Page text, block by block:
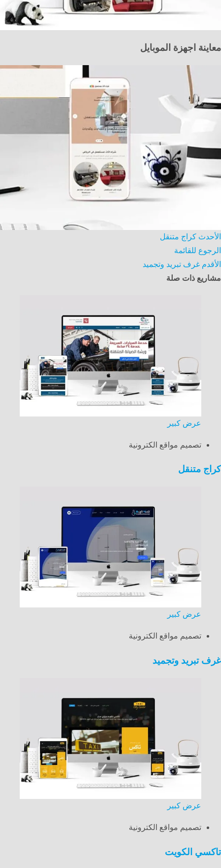
معاينة اجهزة الموبايل
الأحدث كراج متنقل
الرجوع للقائمة
الأقدم غرف تبريد وتجميد
مشاريع ذات صلة
عرض كبير
تصميم مواقع الكترونية
كراج متنقل
عرض كبير
تصميم مواقع الكترونية
غرف تبريد وتجميد
عرض كبير
تصميم مواقع الكترونية
تاكسي الكويت